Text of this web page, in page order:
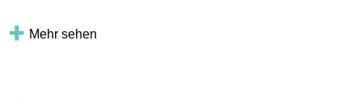
Mehr sehen